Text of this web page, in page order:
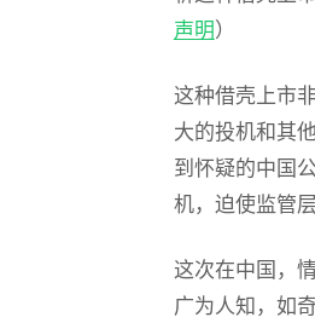
声明）
这种借壳上市
大的投机和其
到怀疑的中国
机，迫使监管
这次在中国，
广为人知，如